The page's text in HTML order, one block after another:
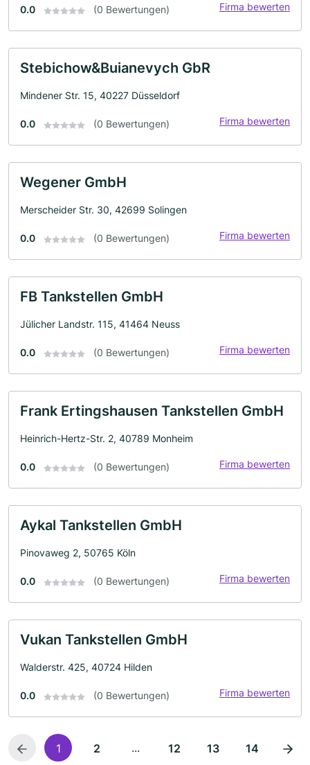
0.0 (0 Bewertungen) Firma bewerten
Stebichow&Buianevych GbR
Mindener Str. 15, 40227 Düsseldorf
0.0 (0 Bewertungen) Firma bewerten
Wegener GmbH
Merscheider Str. 30, 42699 Solingen
0.0 (0 Bewertungen) Firma bewerten
FB Tankstellen GmbH
Jülicher Landstr. 115, 41464 Neuss
0.0 (0 Bewertungen) Firma bewerten
Frank Ertingshausen Tankstellen GmbH
Heinrich-Hertz-Str. 2, 40789 Monheim
0.0 (0 Bewertungen) Firma bewerten
Aykal Tankstellen GmbH
Pinovaweg 2, 50765 Köln
0.0 (0 Bewertungen) Firma bewerten
Vukan Tankstellen GmbH
Walderstr. 425, 40724 Hilden
0.0 (0 Bewertungen) Firma bewerten
1 2 ... 12 13 14